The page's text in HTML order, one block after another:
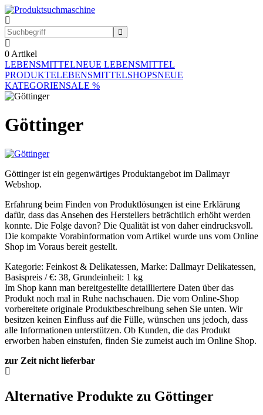
0 Artikel
LEBENSMITTELNEUE LEBENSMITTEL
PRODUKTELEBENSMITTELSHOPSNEUE
KATEGORIENSALE %
Göttinger
Göttinger ist ein gegenwärtiges Produktangebot im Dallmayr
Webshop.
Erfahrung beim Finden von Produktlösungen ist eine Erklärung
dafür, dass das Ansehen des Herstellers beträchtlich erhöht werden
konnte. Die Folge davon? Die Qualität ist von daher eindrucksvoll.
Die kompakte Vorabinformation vom Artikel wurde uns vom Online
Shop im Voraus bereit gestellt.
Kategorie: Feinkost & Delikatessen, Marke: Dallmayr Delikatessen,
Basispreis / €: 38, Grundeinheit: 1 kg
Im Shop kann man bereitgestellte detailliertere Daten über das
Produkt noch mal in Ruhe nachschauen. Die vom Online-Shop
vorbereitete originale Produktbeschreibung sehen Sie unten. Wir
besitzen keinen Einfluss auf die Fülle, wünschen uns jedoch, dass
alle Informationen unterstützen. Ob Kunden, die das Produkt
erworben haben einstufen, finden Sie zumeist auch im Online Shop.
zur Zeit nicht lieferbar
Alternative Produkte zu Göttinger